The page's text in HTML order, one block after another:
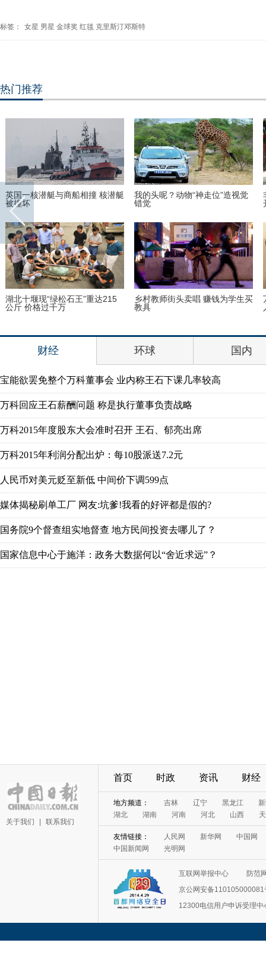
标签： 女星 男星 金球奖 红毯 克里斯汀邓斯特
热门推荐
英国一核潜艇与商船相撞 核潜艇
被撞坏
我的头呢？动物“神走位”造视觉
错觉
湖北十堰现“绿松石王”重达215
公斤 价格过千万
乡村教师街头卖唱 赚钱为学生买
教具
财经 环球 国内
宝能欲罢免整个万科董事会 业内称王石下课几率较高
万科回应王石薪酬问题 称是执行董事负责战略
万科2015年度股东大会准时召开 王石、郁亮出席
万科2015年利润分配出炉：每10股派送7.2元
人民币对美元贬至新低 中间价下调599点
媒体揭秘刷单工厂 网友:坑爹!我看的好评都是假的?
国务院9个督查组实地督查 地方民间投资去哪儿了？
国家信息中心于施洋：政务大数据何以“舍近求远”？
关于我们 联系我们
首页 时政 资讯 财经
地方频道： 吉林 辽宁 黑龙江
湖北
湖南 河南 河北 山西
友情链接： 人民网 新华网
中国网
中国新闻网
光明网
互联网举报中心
防范
京公网安备110105000081
12300电信用户申诉受理中